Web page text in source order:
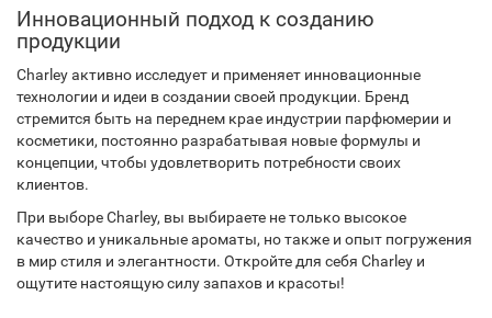
Инновационный подход к созданию
продукции
Charley активно исследует и применяет инновационные
технологии и идеи в создании своей продукции. Бренд
стремится быть на переднем крае индустрии парфюмерии и
косметики, постоянно разрабатывая новые формулы и
концепции, чтобы удовлетворить потребности своих
клиентов.
При выборе Charley, вы выбираете не только высокое
качество и уникальные ароматы, но также и опыт погружения
в мир стиля и элегантности. Откройте для себя Charley и
ощутите настоящую силу запахов и красоты!